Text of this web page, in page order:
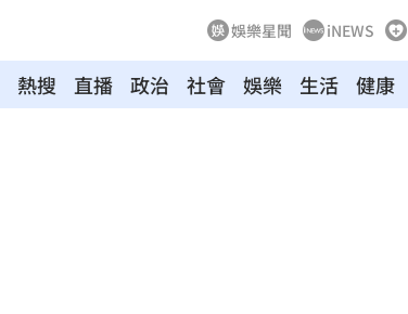
娛樂星聞 iNEWS
熱搜 直播 政治 社會 娛樂 生活 健康